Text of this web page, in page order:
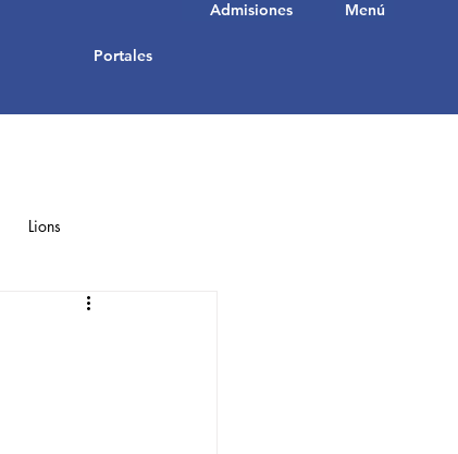
Portales
Menú
Admisiones
Lions
Student Achievements